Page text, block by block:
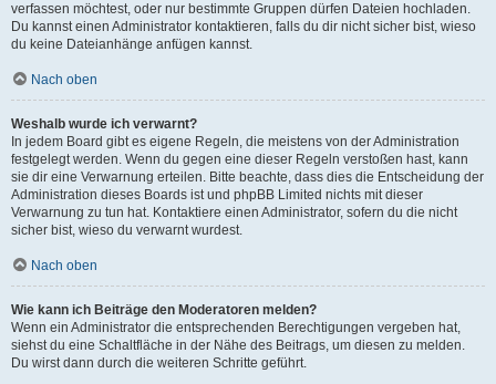
verfassen möchtest, oder nur bestimmte Gruppen dürfen Dateien hochladen.
Du kannst einen Administrator kontaktieren, falls du dir nicht sicher bist, wieso
du keine Dateianhänge anfügen kannst.
Nach oben
Weshalb wurde ich verwarnt?
In jedem Board gibt es eigene Regeln, die meistens von der Administration
festgelegt werden. Wenn du gegen eine dieser Regeln verstoßen hast, kann
sie dir eine Verwarnung erteilen. Bitte beachte, dass dies die Entscheidung der
Administration dieses Boards ist und phpBB Limited nichts mit dieser
Verwarnung zu tun hat. Kontaktiere einen Administrator, sofern du die nicht
sicher bist, wieso du verwarnt wurdest.
Nach oben
Wie kann ich Beiträge den Moderatoren melden?
Wenn ein Administrator die entsprechenden Berechtigungen vergeben hat,
siehst du eine Schaltfläche in der Nähe des Beitrags, um diesen zu melden.
Du wirst dann durch die weiteren Schritte geführt.